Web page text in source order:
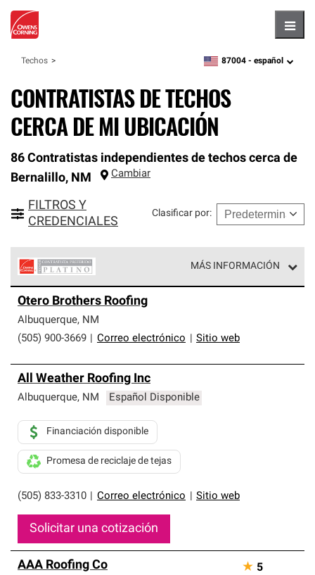
Techos zipcode,language
87004 - español
CONTRATISTAS DE TECHOS
CERCA DE MI UBICACIÓN
86 Contratistas independientes de techos cerca de
Bernalillo, NM Cambiar
FILTROS Y
CREDENCIALES
Clasificar por:
MÁS INFORMACIÓN
Corning constituyen el nivel superior de nuestra red
exclusiva y cumplen con estándares estrictos de
profesionalismo, confiabilidad y destreza incomparable.
Solo ellos pueden ofrecer nuestra mejor garantía de
Otero Brothers Roofing
Albuquerque, NM
(505) 900-3669
Correo electrónico Sitio web
All Weather Roofing Inc
Albuquerque, NM Español Disponible
(505) 833-3310 Correo electrónico Sitio web
Financiación disponible
Promesa de reciclaje de tejas
Solicitar una cotización
AAA Roofing Co ★ 5